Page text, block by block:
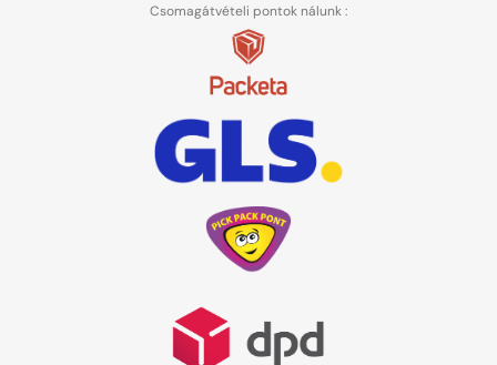
Csomagátvételi pontok nálunk :